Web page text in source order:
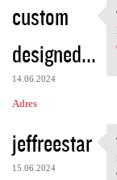
custom
designed...
14.06.2024
Adres
jeffreestar
15.06.2024